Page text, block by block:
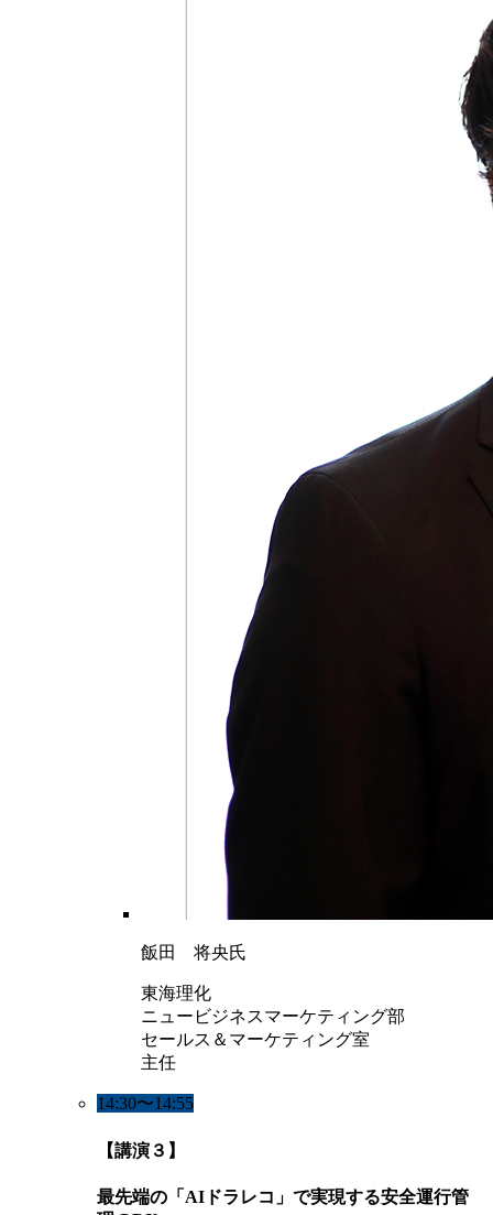
飯田 将央氏
東海理化
ニュービジネスマーケティング部
セールス＆マーケティング室
主任
14:30〜14:55
【講演３】
最先端の「AIドラレコ」で実現する安全運行管